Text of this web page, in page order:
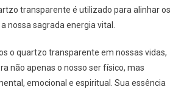
transparente é utilizado para alinhar os
nossa sagrada energia vital.
o quartzo transparente em nossas vidas,
não apenas o nosso ser físico, mas
emocional e espiritual. Sua essência